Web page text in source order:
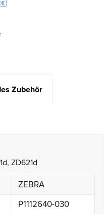
Zubehör
ZD621d
ZEBRA
P1112640-030